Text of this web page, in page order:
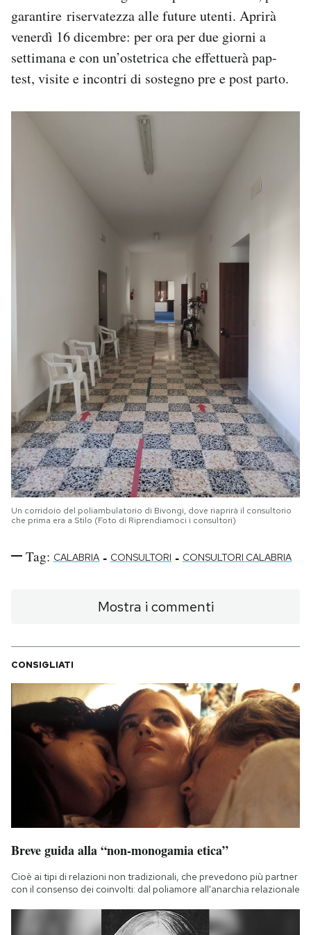
garantire riservatezza alle future utenti. Aprirà
venerdì 16 dicembre: per ora per due giorni a
settimana e con un’ostetrica che effettuerà pap-
test, visite e incontri di sostegno pre e post parto.
Un corridoio del poliambulatorio di Bivongi, dove riaprirà il consultorio
che prima era a Stilo (Foto di Riprendiamoci i consultori)
Tag: CALABRIA - CONSULTORI - CONSULTORI CALABRIA
Mostra i commenti
CONSIGLIATI
Breve guida alla “non-monogamia etica”
Cioè ai tipi di relazioni non tradizionali, che prevedono più partner
con il consenso dei coinvolti: dal poliamore all'anarchia relazionale